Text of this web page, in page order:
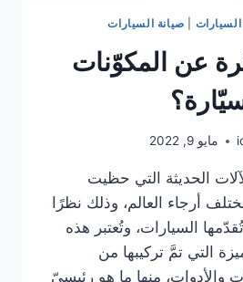
صيانة السيارات
عن المكوّنات
مايو 9, 2022
الحديثة التي حظيت
أرجاء العالم، وذلك نظرًا
تُقدّمها السيارات، وتُعتبر هذه
التي تمَّ تركيبها من
والأدوات، منها ما هو رئيسيّ